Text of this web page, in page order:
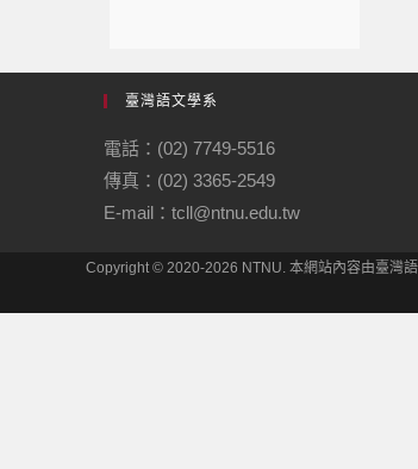
臺灣語文學系
電話：(02) 7749-5516
傳真：(02) 3365-2549
E-mail：tcll@ntnu.edu.tw
Copyright © 2020-2026 NTNU. 本網站內容由臺灣語